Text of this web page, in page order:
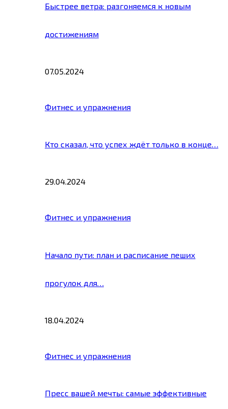
Быстрее ветра: разгоняемся к новым
достижениям
07.05.2024
Фитнес и упражнения
Кто сказал, что успех ждёт только в конце…
29.04.2024
Фитнес и упражнения
Начало пути: план и расписание пеших
прогулок для…
18.04.2024
Фитнес и упражнения
Пресс вашей мечты: самые эффективные